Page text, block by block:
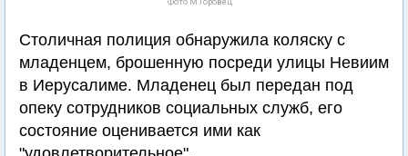
Фото М.Горовец
Столичная полиция обнаружила коляску с
младенцем, брошенную посреди улицы Невиим
в Иерусалиме. Младенец был передан под
опеку сотрудников социальных служб, его
состояние оценивается ими как